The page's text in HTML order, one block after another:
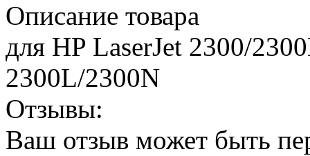
Описание товара
для HP LaserJet 2300/
2300L/2300N
Отзывы:
Ваш отзыв может быть